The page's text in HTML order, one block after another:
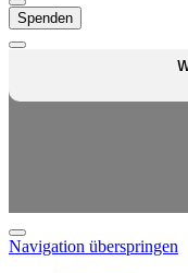
Spenden
Navigation überspringen